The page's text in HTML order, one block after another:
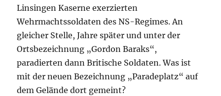
Linsingen Kaserne exerzierten
Wehrmachtssoldaten des NS-Regimes. An
gleicher Stelle, Jahre später und unter der
Ortsbezeichnung „Gordon Baraks“,
paradierten dann Britische Soldaten. Was ist
mit der neuen Bezeichnung „Paradeplatz“ auf
dem Gelände dort gemeint?